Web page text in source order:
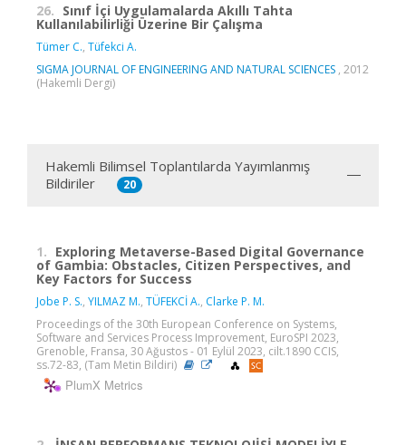
26. Sınıf İçi Uygulamalarda Akıllı Tahta
Kullanılabilirliği Üzerine Bir Çalışma
Tümer C., Tüfekci A.
SIGMA JOURNAL OF ENGINEERING AND NATURAL SCIENCES , 2012
(Hakemli Dergi)
Hakemli Bilimsel Toplantılarda Yayımlanmış
Bildiriler
20
1. Exploring Metaverse-Based Digital Governance
of Gambia: Obstacles, Citizen Perspectives, and
Key Factors for Success
Jobe P. S., YILMAZ M., TÜFEKCİ A., Clarke P. M.
Proceedings of the 30th European Conference on Systems,
Software and Services Process Improvement, EuroSPI 2023,
Grenoble, Fransa, 30 Ağustos - 01 Eylül 2023, cilt.1890 CCIS,
ss.72-83, (Tam Metin Bildiri)
PlumX Metrics